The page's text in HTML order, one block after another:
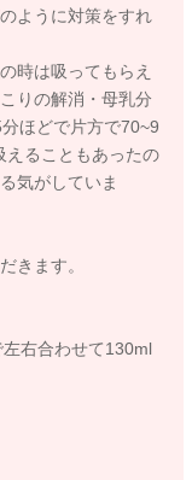
ように対策をすれ
時は吸ってもらえ
りの解消・母乳分
ほどで片方で70~9
ることもあったの
気がしていま
きます。
右合わせて130ml